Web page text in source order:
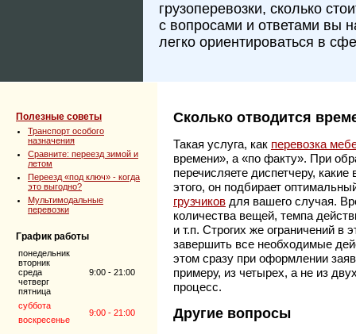
грузоперевозки, сколько
с вопросами и ответами вы
легко ориентироваться в
Полезные советы
Транспорт особого
назначения
Сравните: переезд зимой и
летом
Переезд «под ключ» - когда
это выгодно?
Мультимодальные
перевозки
График работы
понедельник
вторник
среда
четверг
пятница
9:00 - 21:00
суббота
9:00 - 21:00
воскресенье
Сколько отводится
Такая услуга, как перевозка
времени», а «по факту». При
перечисляете диспетчеру,
этого, он подбирает
грузчиков для вашего случая.
количества вещей, темпа
и т.п. Строгих же ограничений в
завершить все необходимые
этом сразу при оформлении
примеру, из четырех, а не из
процесс.
Другие вопросы